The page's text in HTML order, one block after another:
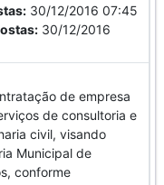
30/12/2016 07:45
30/12/2016
de empresa
de consultoria e
civil, visando
Municipal de
conforme